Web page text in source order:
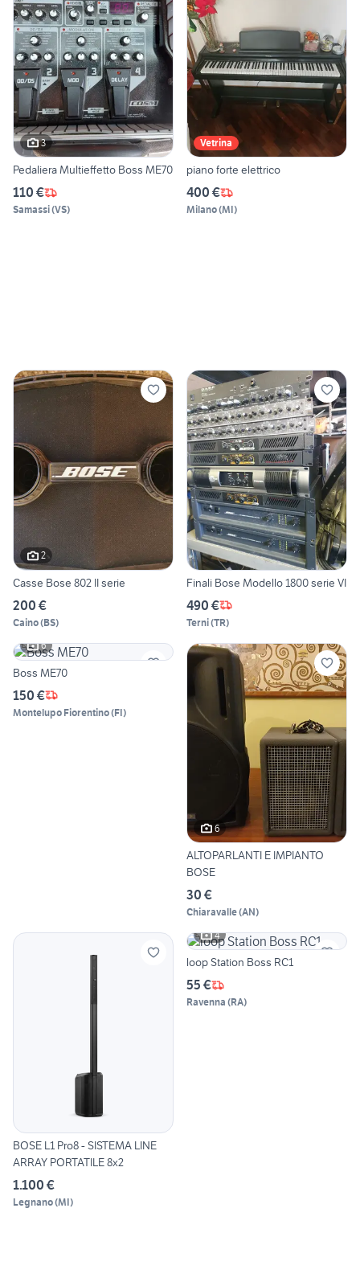
3
Pedaliera Multieffetto Boss ME70
110 €
Samassi(VS)
Vetrina
piano forte elettrico
400 €
Milano(MI)
2
Casse Bose 802 II serie
200 €
Caino(BS)
Finali Bose Modello 1800 serie VI
490 €
Terni(TR)
6
Boss ME70
150 €
Montelupo Fiorentino(FI)
6
ALTOPARLANTI E IMPIANTO
BOSE
30 €
Chiaravalle(AN)
BOSE L1 Pro8 - SISTEMA LINE
ARRAY PORTATILE 8x2
1.100 €
Legnano(MI)
4
loop Station Boss RC1
55 €
Ravenna (RA)